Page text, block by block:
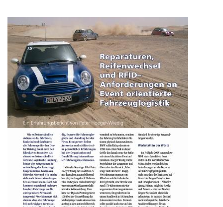
Services + Locations
Projekte + Kunden
Historie + Gegenwart
Presse + Medien
Images : ep Bildergalerien
Peter's "on-the-road" Tipps
Sprüche
Ganz speziell